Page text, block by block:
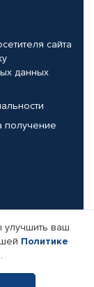
сайта
данных
получение
ваш
Политике
.